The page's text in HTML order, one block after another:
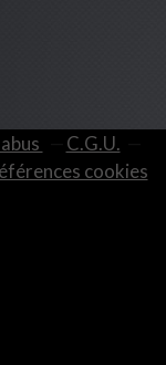
C.G.U.
cookies